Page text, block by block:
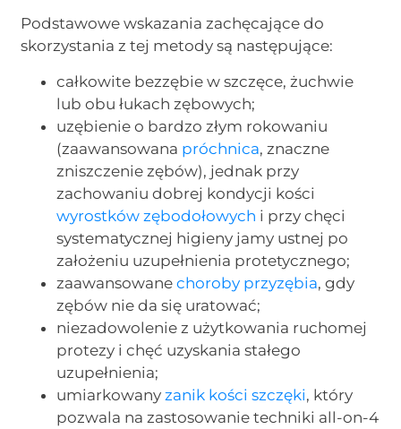
Podstawowe wskazania zachęcające do
skorzystania z tej metody są następujące:
całkowite bezzębie w szczęce, żuchwie
lub obu łukach zębowych;
uzębienie o bardzo złym rokowaniu
(zaawansowana próchnica, znaczne
zniszczenie zębów), jednak przy
zachowaniu dobrej kondycji kości
wyrostków zębodołowych i przy chęci
systematycznej higieny jamy ustnej po
założeniu uzupełnienia protetycznego;
zaawansowanechoroby przyzębia, gdy
zębów nie da się uratować;
niezadowolenie z użytkowania ruchomej
protezy i chęć uzyskania stałego
uzupełnienia;
umiarkowanyzanik kości szczęki, który
pozwala na zastosowanie techniki all-on-4